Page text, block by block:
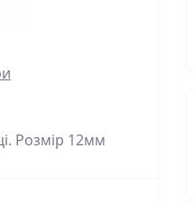
Розмір 12мм